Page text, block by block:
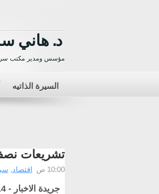
د. هاني
مؤسس ومدير مكتب
السيرة الذاتيه
تشريعات
10:00 ص اقتصاد,
جريدة الاخبار - 25/9/2014